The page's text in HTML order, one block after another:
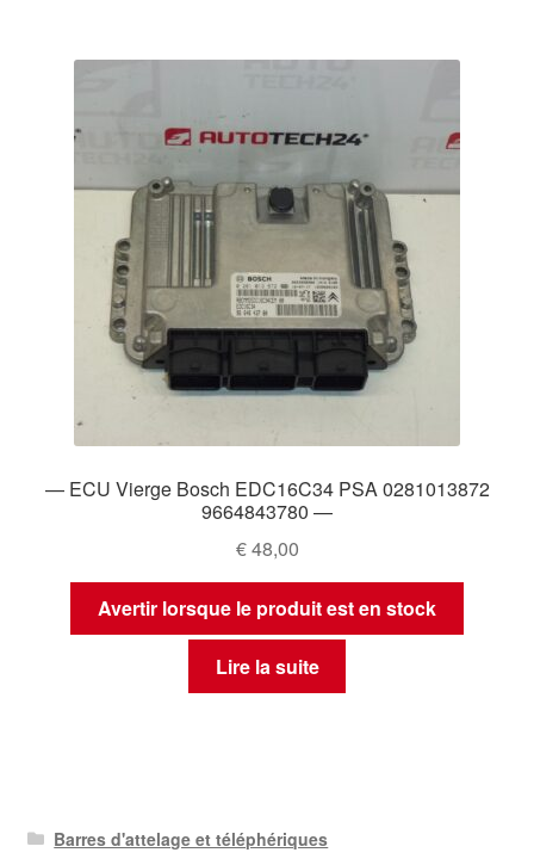
— ECU Vierge Bosch EDC16C34 PSA 0281013872
9664843780 —
€48,00
Avertir lorsque le produit est en stock
Lire la suite
Barres d'attelage et téléphériques